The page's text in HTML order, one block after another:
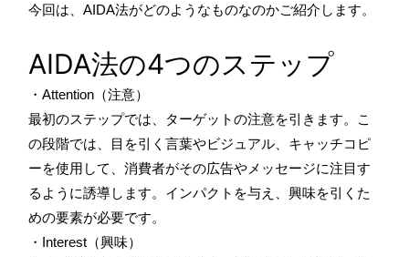
今回は、AIDA法がどのようなものなのかご紹介します。
AIDA法の4つのステップ
・Attention（注意）
最初のステップでは、ターゲットの注意を引きます。こ
の段階では、目を引く言葉やビジュアル、キャッチコピ
ーを使用して、消費者がその広告やメッセージに注目す
るように誘導します。インパクトを与え、興味を引くた
めの要素が必要です。
・Interest（興味）